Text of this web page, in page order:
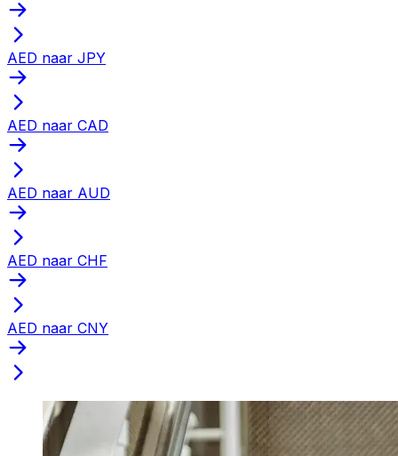
AED naar JPY
AED naar CAD
AED naar AUD
AED naar CHF
AED naar CNY